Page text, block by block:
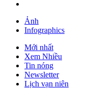
Ảnh
Infographics
Mới nhất
Xem Nhiều
Tin nóng
Newsletter
Lịch vạn niên